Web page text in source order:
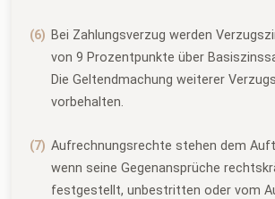
Bei Zahlungsverzug werden
von 9 Prozentpunkte über
Die Geltendmachung weiterer
vorbehalten.
Aufrechnungsrechte stehen dem
wenn seine Gegenansprüche
festgestellt, unbestritten oder vom